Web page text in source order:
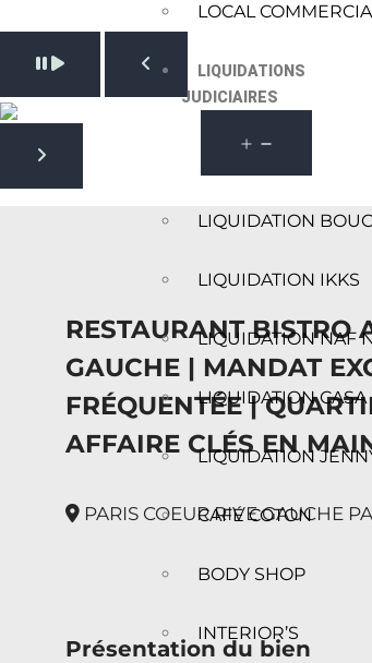
LOCAL
LIQUIDATIONS
JUDICIAIRES
LIQUIDATION
LIQUIDATION IKKS
LIQUIDATION NAF
LIQUIDATION CASA
LIQUIDATION
CAFÉ COTON
BODY SHOP
INTERIOR’S
Pause slide rotation
Resume slide rotation
Previous slide
RESTAURANT
GAUCHE | MANDAT
FRÉQUENTÉE |
AFFAIRE CLÉS EN
PARIS COEUR RIVE GAUCHE
Présentation du bien